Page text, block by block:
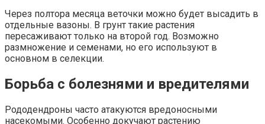
Через полтора месяца веточки можно будет высадить в
отдельные вазоны. В грунт такие растения
пересаживают только на второй год. Возможно
размножение и семенами, но его используют в
основном в селекции.
Борьба с болезнями и вредителями
Рододендроны часто атакуются вредоносными
насекомыми. Особенно докучают растению